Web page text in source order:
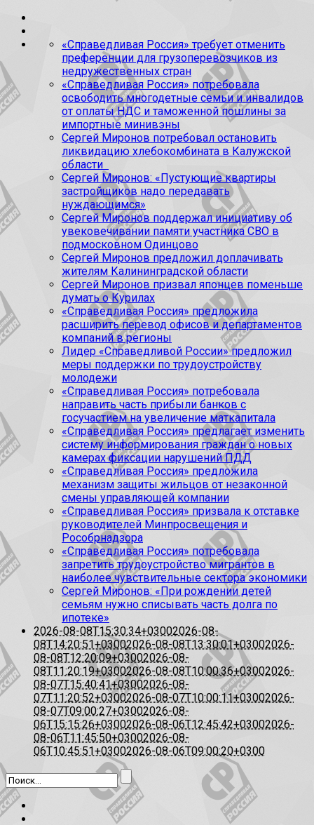
«Справедливая Россия» требует отменить
преференции для грузоперевозчиков из
недружественных стран
«Справедливая Россия» потребовала
освободить многодетные семьи и инвалидов
от оплаты НДС и таможенной пошлины за
импортные минивэны
Сергей Миронов потребовал остановить
ликвидацию хлебокомбината в Калужской
области
Сергей Миронов: «Пустующие квартиры
застройщиков надо передавать
нуждающимся»
Сергей Миронов поддержал инициативу об
увековечивании памяти участника СВО в
подмосковном Одинцово
Сергей Миронов предложил доплачивать
жителям Калининградской области
Сергей Миронов призвал японцев поменьше
думать о Курилах
«Справедливая Россия» предложила
расширить перевод офисов и департаментов
компаний в регионы
Лидер «Справедливой России» предложил
меры поддержки по трудоустройству
молодежи
«Справедливая Россия» потребовала
направить часть прибыли банков с
госучастием на увеличение маткапитала
«Справедливая Россия» предлагает изменить
систему информирования граждан о новых
камерах фиксации нарушений ПДД
«Справедливая Россия» предложила
механизм защиты жильцов от незаконной
смены управляющей компании
«Справедливая Россия» призвала к отставке
руководителей Минпросвещения и
Рособрнадзора
«Справедливая Россия» потребовала
запретить трудоустройство мигрантов в
наиболее чувствительные сектора экономики
Сергей Миронов: «При рождении детей
семьям нужно списывать часть долга по
ипотеке»
2026-08-08T15:30:34+03002026-08-
08T14:20:51+03002026-08-08T13:30:01+03002026-
08-08T12:20:09+03002026-08-
08T11:20:19+03002026-08-08T10:00:36+03002026-
08-07T15:40:41+03002026-08-
07T11:20:52+03002026-08-07T10:00:11+03002026-
08-07T09:00:27+03002026-08-
06T15:15:26+03002026-08-06T12:45:42+03002026-
08-06T11:45:50+03002026-08-
06T10:45:51+03002026-08-06T09:00:20+0300